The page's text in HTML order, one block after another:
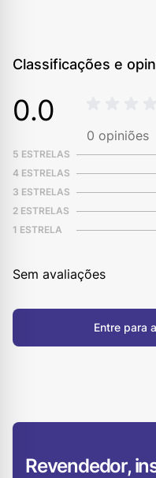
Classificações e
0.0
0 opiniões
5 ESTRELAS
4 ESTRELAS
3 ESTRELAS
2 ESTRELAS
1 ESTRELA
Sem avaliações
Entre para
Revendedor,